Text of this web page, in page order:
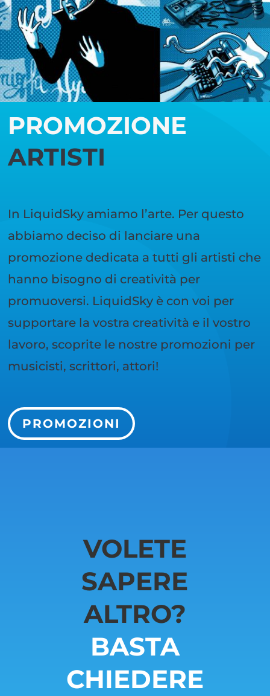
PROMOZIONE
ARTISTI
In LiquidSky amiamo l’arte. Per questo
abbiamo deciso di lanciare una
promozione dedicata a tutti gli artisti che
hanno bisogno di creatività per
promuoversi. LiquidSky è con voi per
supportare la vostra creatività e il vostro
lavoro, scoprite le nostre promozioni per
musicisti, scrittori, attori!
PROMOZIONI
VOLETE
SAPERE
ALTRO?
BASTA
CHIEDERE